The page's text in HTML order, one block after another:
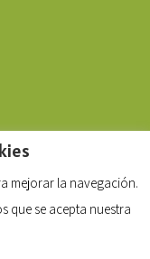
y León |
mejorar la navegación.
que se acepta nuestra